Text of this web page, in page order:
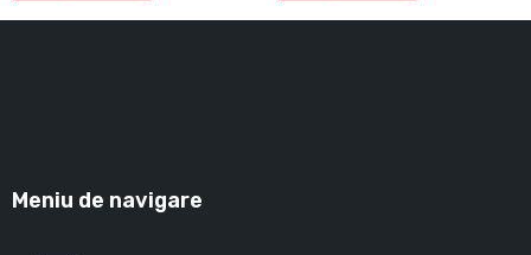
Meniu de navigare